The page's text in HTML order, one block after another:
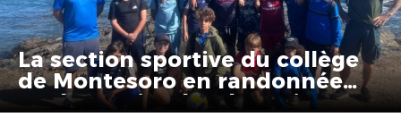
La section sportive du collège
de Montesoro en randonnée
sur le sentier des douaniers